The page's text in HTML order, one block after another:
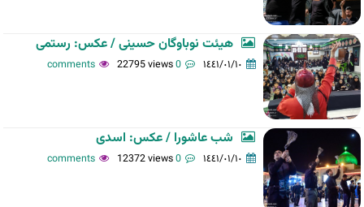
هیئت نوباوگان حسینی / عکس: رستمی
١٤٤١/٠١/١٠ 0 comments
22795 views
شب عاشورا / عکس: اسدی
١٤٤١/٠١/١٠ 0 comments
12372 views